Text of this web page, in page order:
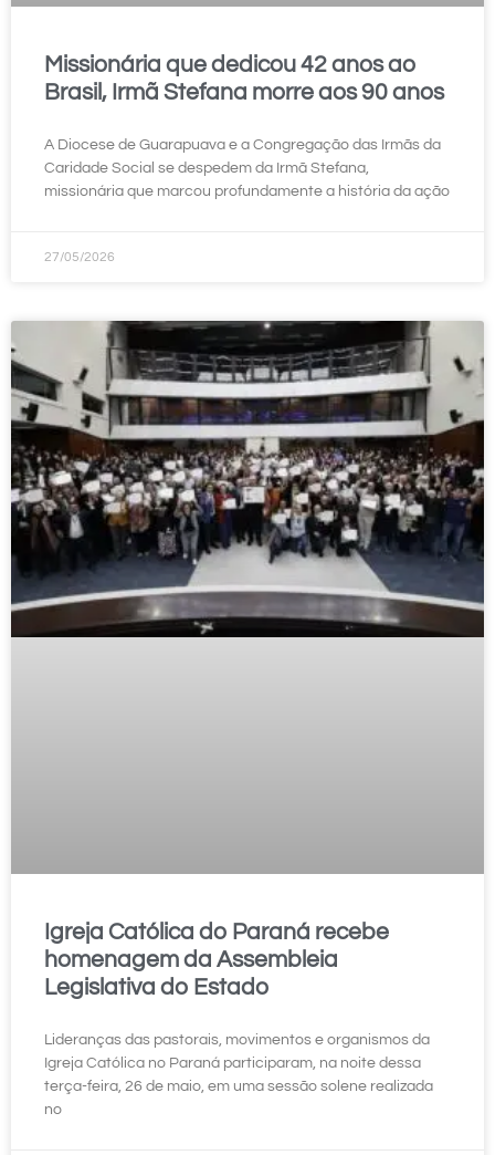
Missionária que dedicou 42 anos ao
Brasil, Irmã Stefana morre aos 90 anos
A Diocese de Guarapuava e a Congregação das Irmãs da
Caridade Social se despedem da Irmã Stefana,
missionária que marcou profundamente a história da ação
27/05/2026
Igreja Católica do Paraná recebe
homenagem da Assembleia
Legislativa do Estado
Lideranças das pastorais, movimentos e organismos da
Igreja Católica no Paraná participaram, na noite dessa
terça-feira, 26 de maio, em uma sessão solene realizada
no